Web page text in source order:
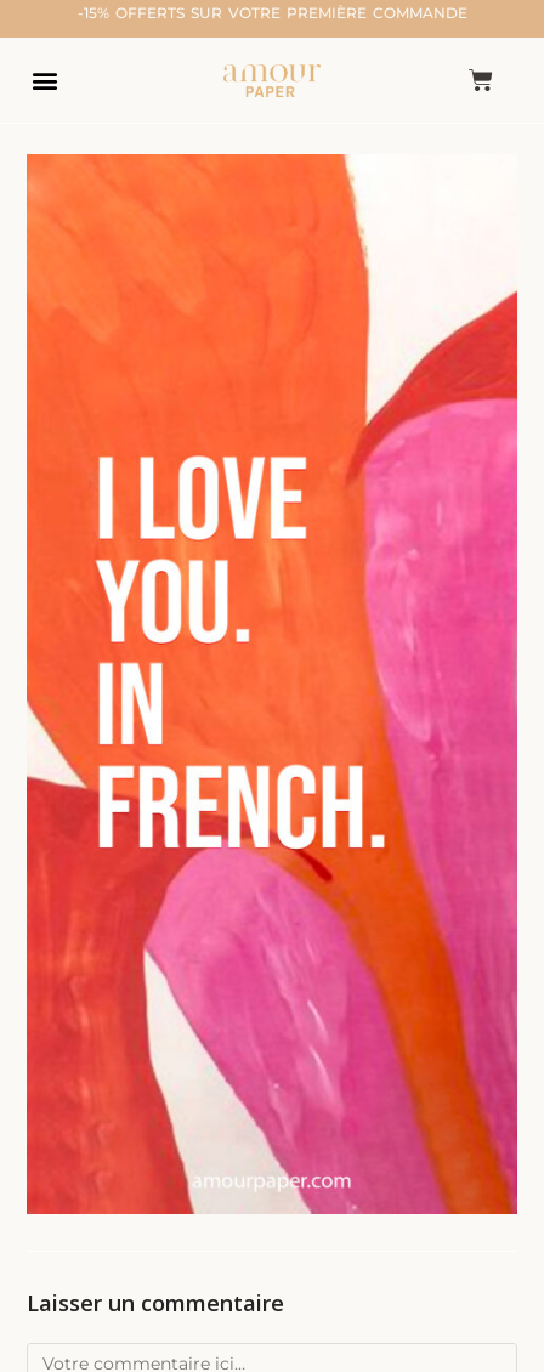
-15% OFFERTS SUR VOTRE PREMIÈRE COMMANDE
Laisser un commentaire